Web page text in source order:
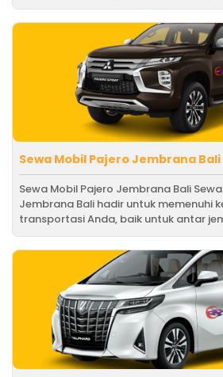
Sewa Mobil Pajero Jembrana
Sewa Mobil Pajero Jembrana Bali
Jembrana Bali hadir untuk memenuhi
transportasi Anda, baik untuk antar